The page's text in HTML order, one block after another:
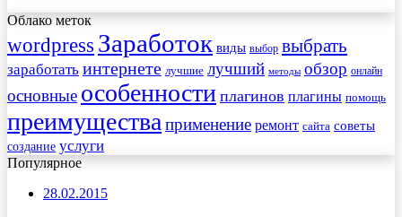
Облако меток
wordpress Заработок виды выбор выбрать
заработать интернете лучшие лучший методы обзор онлайн
основные особенности плагинов плагины помощь
преимущества применение ремонт сайта советы
создание услуги
Популярное
28.02.2015